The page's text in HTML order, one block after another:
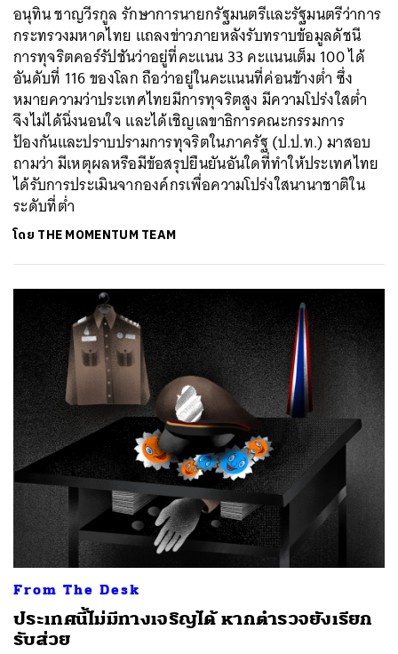
อนุทิน ชาญวีรกูล รักษาการนายกรัฐมนตรีและรัฐมนตรีว่าการ
กระทรวงมหาดไทย แถลงข่าวภายหลังรับทราบข้อมูลดัชนี
การทุจริตคอร์รัปชันว่าอยู่ที่คะแนน 33 คะแนนเต็ม 100 ได้
อันดับที่ 116 ของโลก ถือว่าอยู่ในคะแนนที่ค่อนข้างต่ำ ซึ่ง
หมายความว่าประเทศไทยมีการทุจริตสูง มีความโปร่งใสต่ำ
จึงไม่ได้นิ่งนอนใจ และได้เชิญเลขาธิการคณะกรรมการ
ป้องกันและปราบปรามการทุจริตในภาครัฐ (ป.ป.ท.) มาสอบ
ถามว่า มีเหตุผลหรือมีข้อสรุปยืนยันอันใดที่ทำให้ประเทศไทย
ได้รับการประเมินจากองค์กรเพื่อความโปร่งใสนานาชาติใน
ระดับที่ต่ำ
โดย THE MOMENTUM TEAM
From The Desk
ประเทศนี้ไม่มีทางเจริญได้ หากตำรวจยังเรียก
รับส่วย